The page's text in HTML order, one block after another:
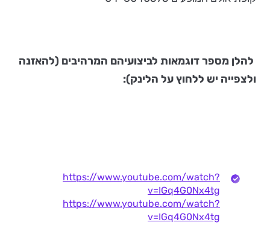
להלן מספר דוגמאות לביצועיהם המרהיבים (להאזנה
ולצפייה יש ללחוץ על הלינק):
https://www.youtube.com/watch?
v=IGq4G0Nx4tg
https://www.youtube.com/watch?
v=IGq4G0Nx4tg